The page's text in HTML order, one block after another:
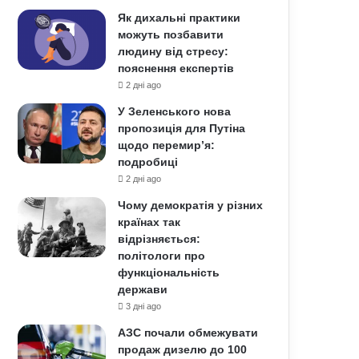
Як дихальні практики
можуть позбавити
людину від стресу:
пояснення експертів
2 дні ago
У Зеленського нова
пропозиція для Путіна
щодо перемир’я:
подробиці
2 дні ago
Чому демократія у різних
країнах так
відрізняється:
політологи про
функціональність
держави
3 дні ago
АЗС почали обмежувати
продаж дизелю до 100